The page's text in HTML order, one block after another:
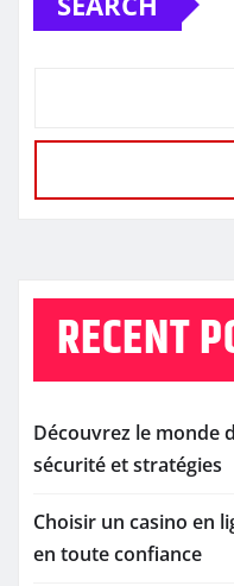
RECENT
Découvrez le monde
sécurité et stratégies
Choisir un casino en
en toute confiance